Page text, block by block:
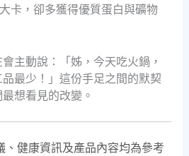
卡，卻多獲得優質蛋白與礦物
主動說：「姊，今天吃火鍋，
最少！」這份手足之間的默契
想看見的改變。
健康資訊及產品內容均為參考